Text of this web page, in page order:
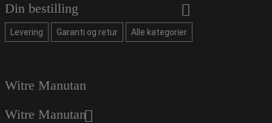
Din bestilling
Levering Garanti og retur Alle kategorier
Witre Manutan
Witre Manutan